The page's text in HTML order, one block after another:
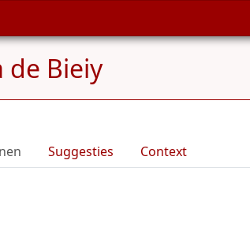
de Bieiy
Suggesties Context